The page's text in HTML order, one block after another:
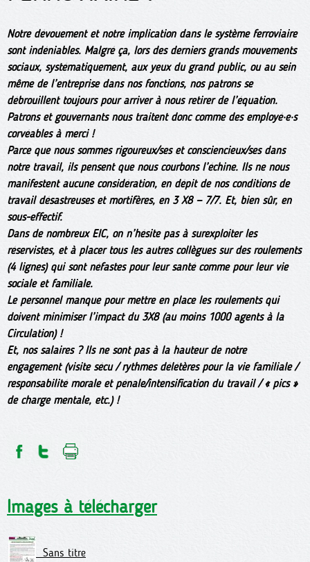
Notre dévouement et notre implication dans le système ferroviaire
sont indéniables. Malgré ça, lors des derniers grands mouvements
sociaux, systématiquement, aux yeux du grand public, ou au sein
même de l’entreprise dans nos fonctions, nos patrons se
débrouillent toujours pour arriver à nous retirer de l’équation.
Patrons et gouvernants nous traitent donc comme des employé·e·s
corvéables à merci !
Parce que nous sommes rigoureux/ses et consciencieux/ses dans
notre travail, ils pensent que nous courbons l’échine. Ils ne nous
manifestent aucune considération, en dépit de nos conditions de
travail désastreuses et mortifères, en 3 X8 — 7/7. Et, bien sûr, en
sous-effectif.
Dans de nombreux EIC, on n’hésite pas à surexploiter les
réservistes, et à placer tous les autres collègues sur des roulements
(4 lignes) qui sont néfastes pour leur santé comme pour leur vie
sociale et familiale.
Le personnel manque pour mettre en place les roulements qui
doivent minimiser l’impact du 3X8 (au moins 1000 agents à la
Circulation) !
Et, nos salaires ? Ils ne sont pas à la hauteur de notre
engagement (visite sécu / rythmes délétères pour la vie familiale /
responsabilité morale et pénale/intensification du travail / « pics »
de charge mentale, etc.) !
Images à télécharger
Sans titre